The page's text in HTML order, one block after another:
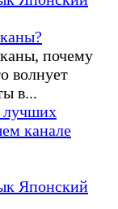
почему
волнует
в...
лучших
канале
Японский